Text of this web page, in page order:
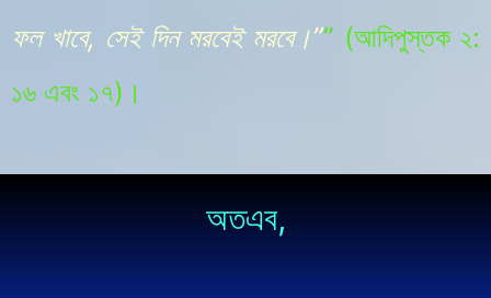
ফল খাবে, সেই দিন মরবেই মরবে।”” (আদিপুস্তক ২:
১৬ এবং ১৭) ।
অতএব,